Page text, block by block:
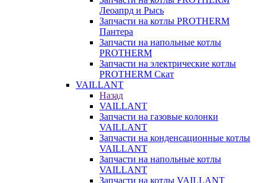
Леоапрд и Рысь
Запчасти на котлы PROTHERM
Пантера
Запчасти на напольные котлы
PROTHERM
Запчасти на электрические котлы
PROTHERM Скат
VAILLANT
Назад
VAILLANT
Запчасти на газовые колонки
VAILLANT
Запчасти на конденсационные котлы
VAILLANT
Запчасти на напольные котлы
VAILLANT
Запчасти на котлы VAILLANT